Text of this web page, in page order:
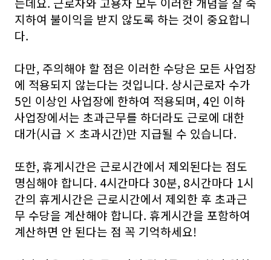
지하여 불이익을 받지 않도록 하는 것이 중요합니
다.
다만, 주의해야 할 점은 이러한 수당은 모든 사업장
에 적용되지 않는다는 것입니다. 상시근로자 수가
5인 이상인 사업장에 한하여 적용되며, 4인 이하
사업장에서는 초과근무를 하더라도 근로에 대한
대가(시급 × 초과시간)만 지급될 수 있습니다.
또한, 휴게시간은 근로시간에서 제외된다는 점도
명심해야 합니다. 4시간마다 30분, 8시간마다 1시
간의 휴게시간은 근로시간에서 제외한 후 초과근
무 수당을 계산해야 합니다. 휴게시간을 포함하여
계산하면 안 된다는 점 꼭 기억하세요!